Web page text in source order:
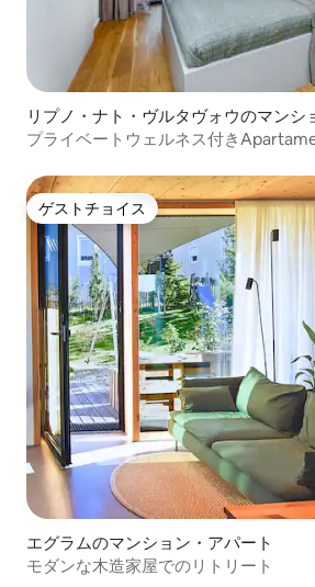
リプノ・ナト・ヴルタヴォウのマンシ
パート
プライベートウェルネス付き
ゲストチョイス
ゲストチョイス
エグラムのマンション・アパート
モダンな木造家屋でのリトリート